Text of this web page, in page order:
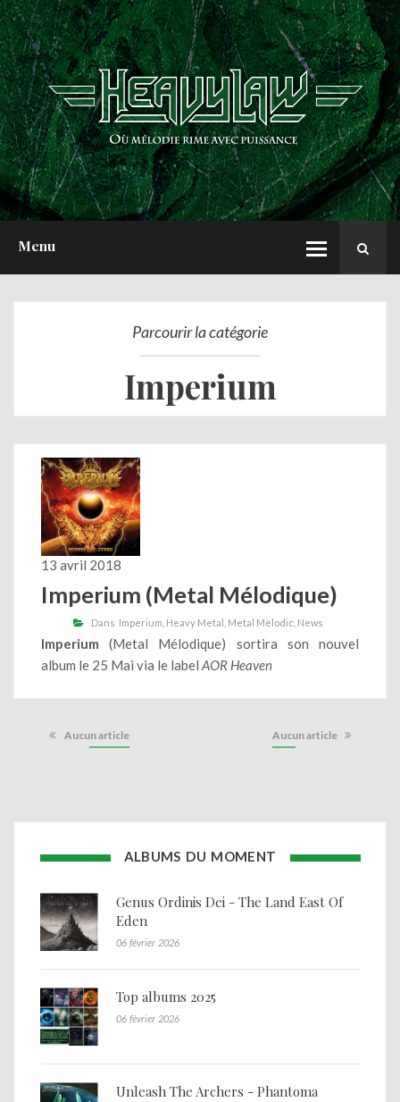
Menu
ACCUEIL
NEWS
CHRONIQUES
INTERVIEWS
REPORTS
A PROPOS
Parcourir la catégorie
Imperium
13 avril 2018
Imperium (Metal Mélodique)
Dans Imperium Heavy Metal Metal Melodic News
Imperium (Metal Mélodique) sortira son nouvel
album le 25 Mai via le label AOR Heaven
Aucun article Aucun article
ALBUMS DU MOMENT
Genus Ordinis Dei - The Land East Of
Eden
06 février 2026
Top albums 2025
06 février 2026
Unleash The Archers - Phantoma